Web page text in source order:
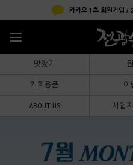
카카오 1초 회원가입 /
맛찾기
커피용품 이
ABOUT US 사업